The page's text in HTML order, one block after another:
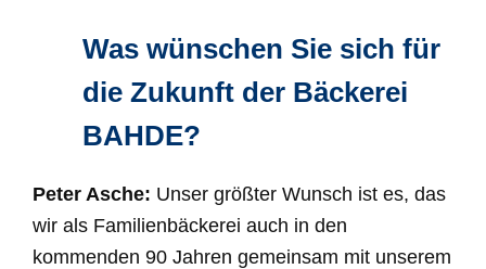
Was wünschen Sie sich für
die Zukunft der Bäckerei
BAHDE?
Peter Asche: Unser größter Wunsch ist es, das
wir als Familienbäckerei auch in den
kommenden 90 Jahren gemeinsam mit unserem